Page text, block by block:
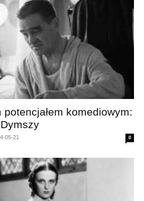
komediowym:
05-21 0